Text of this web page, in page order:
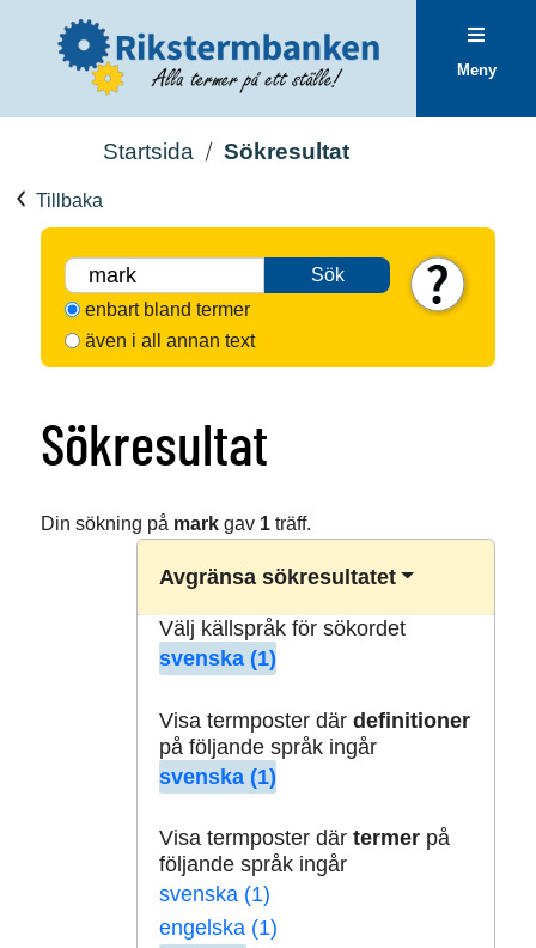
Meny
Startsida Sökresultat
Tillbaka
Sök
enbart bland termer
även i all annan text
Sökresultat
Din sökning på markgav 1träff.
Avgränsa sökresultatet
Välj källspråk för sökordet
svenska (1)
Visa termposter där definitioner
på följande språk ingår
svenska (1)
Visa termposter där termerpå
följande språk ingår
svenska (1)
engelska (1)